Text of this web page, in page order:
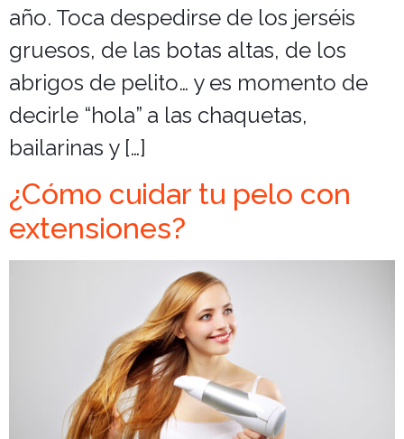
año. Toca despedirse de los jerséis
gruesos, de las botas altas, de los
abrigos de pelito… y es momento de
decirle “hola” a las chaquetas,
bailarinas y […]
¿Cómo cuidar tu pelo con
extensiones?